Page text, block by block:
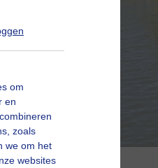
om
en
zoals
we om het
websites
pop-up